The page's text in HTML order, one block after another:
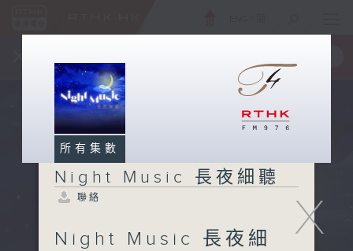
一手掌握 RTHK 電台、電視節目
X
所有集數
Night Music 長夜細聽
聯絡
Night Music 長夜細